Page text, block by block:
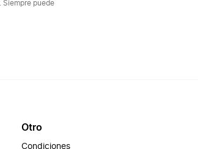
. Siempre puede
Otro
Condiciones